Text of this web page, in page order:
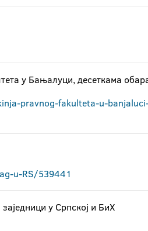
у Бањалуци, десеткама
pravnog-fakulteta-u-
u-RS/539441
у Српској и БиХ